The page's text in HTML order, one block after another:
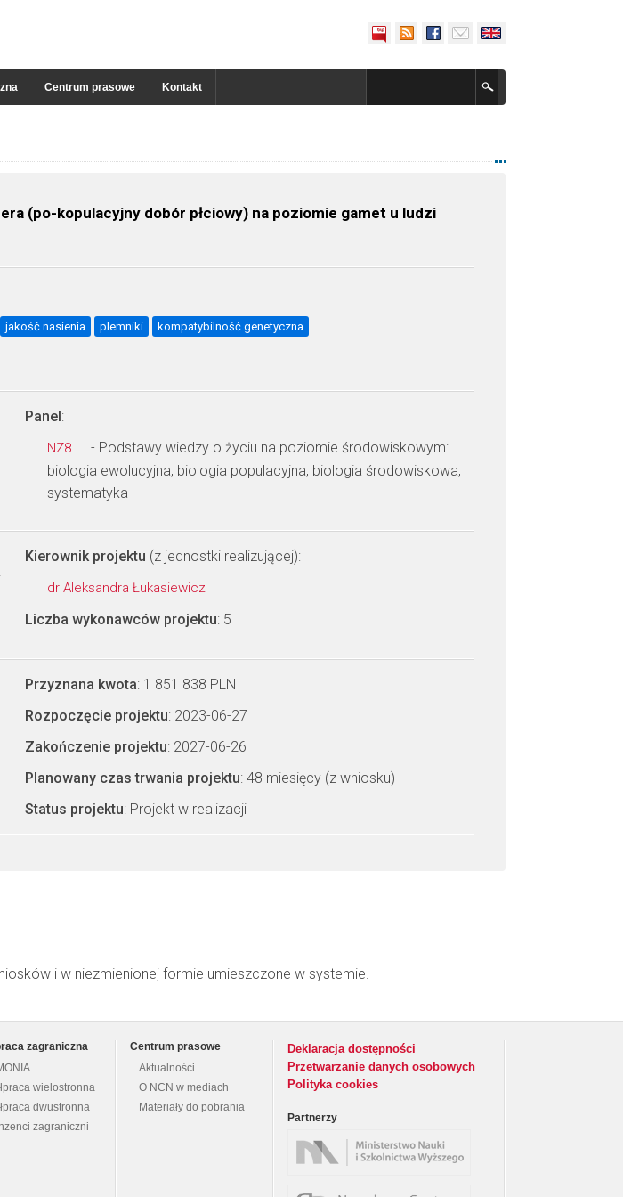
Centrum prasowe Kontakt
(po-kopulacyjny dobór płciowy) na poziomie gamet u ludzi
jakość nasienia plemniki kompatybilność genetyczna
Panel:
NZ8
- Podstawy wiedzy o życiu na poziomie środowiskowym:
biologia ewolucyjna, biologia populacyjna, biologia środowiskowa,
systematyka
Kierownik projektu (z jednostki realizującej):
dr Aleksandra Łukasiewicz
Liczba wykonawców projektu: 5
Przyznana kwota: 1 851 838 PLN
Rozpoczęcie projektu: 2023-06-27
Zakończenie projektu: 2027-06-26
Planowany czas trwania projektu: 48 miesięcy (z wniosku)
Status projektu: Projekt w realizacji
i w niezmienionej formie umieszczone w systemie.
zagraniczna
wielostronna
dwustronna
zagraniczni
Centrum prasowe
Aktualności
O NCN w mediach
Materiały do pobrania
Deklaracja dostępności
Przetwarzanie danych osobowych
Polityka cookies
Partnerzy